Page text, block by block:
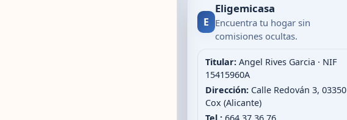
E
Eligemicasa
Encuentra tu hogar sin
comisiones ocultas.
Titular: Angel Rives Garcia · NIF
15415960A
Dirección: Calle Redován 3, 03350
Cox (Alicante)